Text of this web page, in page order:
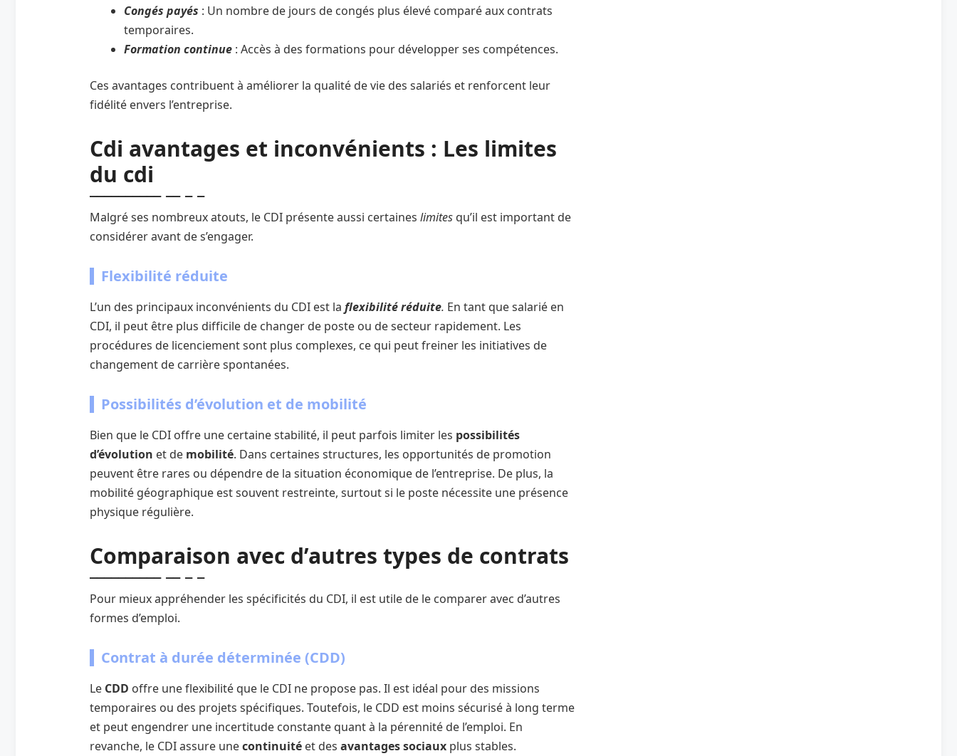
Congés payés : Un nombre de jours de congés plus élevé comparé aux contrats
temporaires.
Formation continue : Accès à des formations pour développer ses compétences.
Ces avantages contribuent à améliorer la qualité de vie des salariés et renforcent leur
fidélité envers l’entreprise.
Cdi avantages et inconvénients : Les limites
du cdi
Malgré ses nombreux atouts, le CDI présente aussi certaines limites qu’il est important de
considérer avant de s’engager.
Flexibilité réduite
L’un des principaux inconvénients du CDI est la flexibilité réduite. En tant que salarié en
CDI, il peut être plus difficile de changer de poste ou de secteur rapidement. Les
procédures de licenciement sont plus complexes, ce qui peut freiner les initiatives de
changement de carrière spontanées.
Possibilités d’évolution et de mobilité
Bien que le CDI offre une certaine stabilité, il peut parfois limiter les possibilités
d’évolution et de mobilité. Dans certaines structures, les opportunités de promotion
peuvent être rares ou dépendre de la situation économique de l’entreprise. De plus, la
mobilité géographique est souvent restreinte, surtout si le poste nécessite une présence
physique régulière.
Comparaison avec d’autres types de contrats
Pour mieux appréhender les spécificités du CDI, il est utile de le comparer avec d’autres
formes d’emploi.
Contrat à durée déterminée (CDD)
Le CDD offre une flexibilité que le CDI ne propose pas. Il est idéal pour des missions
temporaires ou des projets spécifiques. Toutefois, le CDD est moins sécurisé à long terme
et peut engendrer une incertitude constante quant à la pérennité de l’emploi. En
revanche, le CDI assure unecontinuité et des avantages sociaux plus stables.